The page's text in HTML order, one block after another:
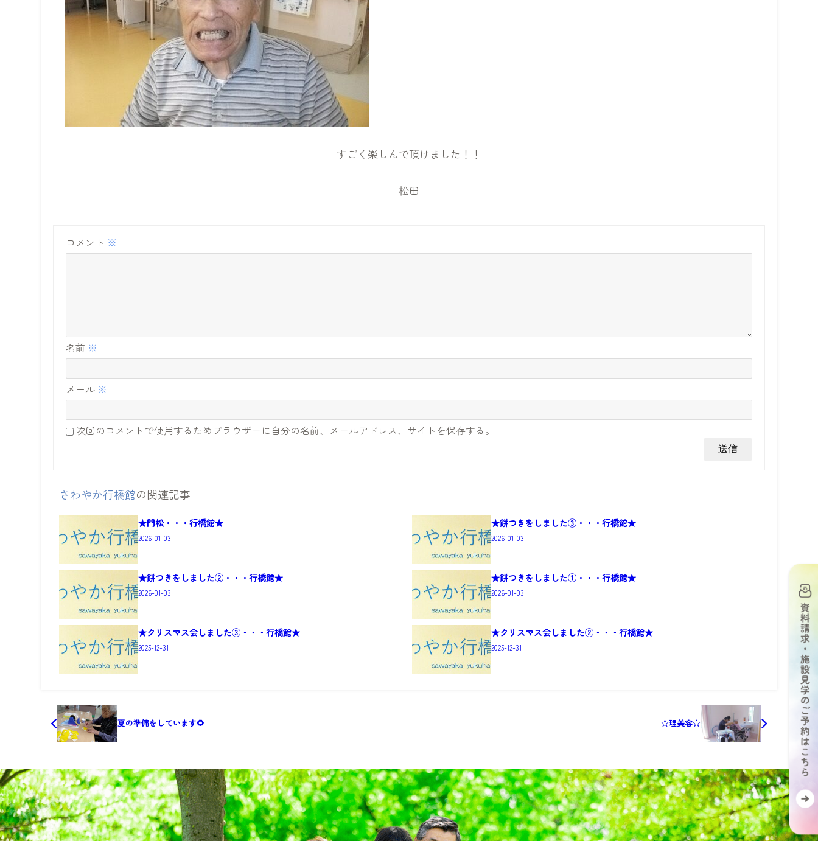
すごく楽しんで頂けました！！
松田
コメント ※
名前 ※
メール ※
次回のコメントで使用するためブラウザーに自分の名前、メールアドレス、サイトを保存する。
さわやか行橋館の関連記事
★門松・・・行橋館★
2026-01-03
★餅つきをしました③・・・行橋館★
2026-01-03
★餅つきをしました②・・・行橋館★
2026-01-03
★餅つきをしました①・・・行橋館★
2026-01-03
★クリスマス会しました③・・・行橋館★
2025-12-31
★クリスマス会しました②・・・行橋館★
2025-12-31
夏の準備をしています🌻 ☆理美容☆